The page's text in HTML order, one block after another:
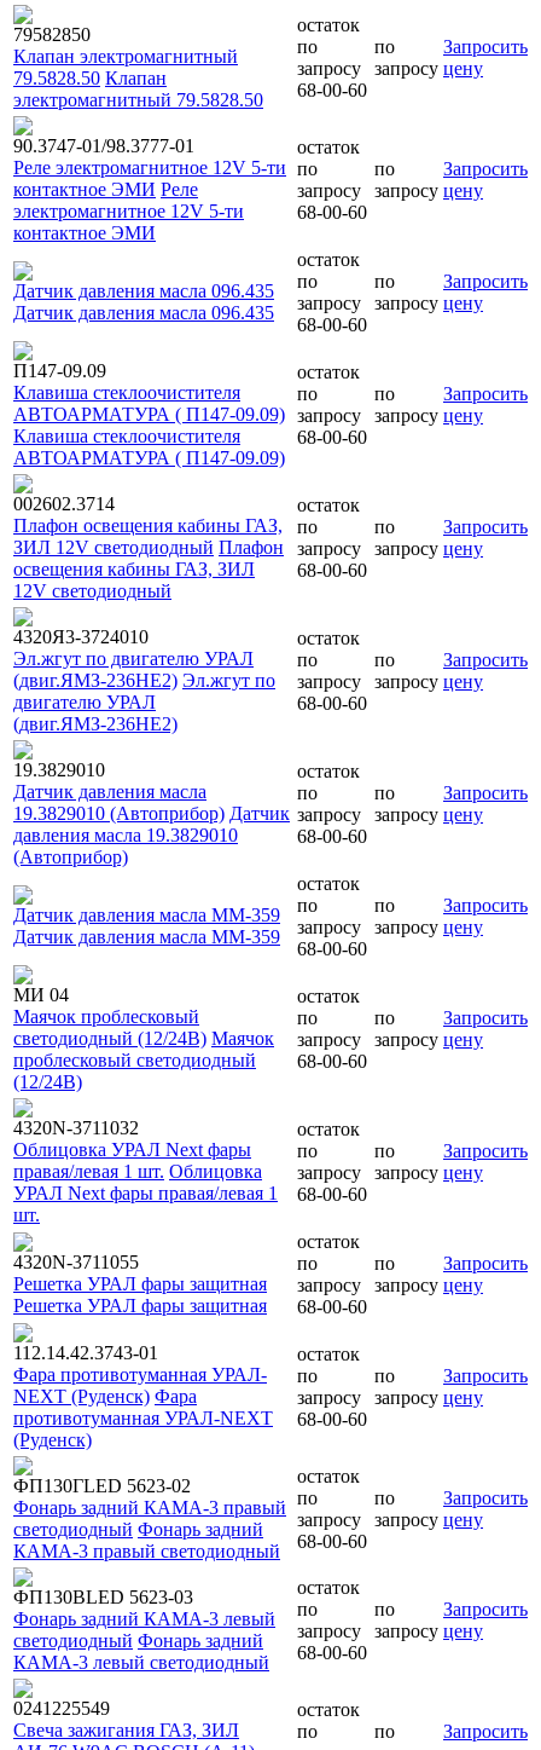
79582850
Клапан электромагнитный
79.5828.50 Клапан
электромагнитный 79.5828.50
остаток
по
запросу
68-00-60
по
запросу
Запросить
цену
90.3747-01/98.3777-01
Реле электромагнитное 12V 5-ти
контактное ЭМИ Реле
электромагнитное 12V 5-ти
контактное ЭМИ
остаток
по
запросу
68-00-60
по
запросу
Запросить
цену
Датчик давления масла 096.435
Датчик давления масла 096.435
остаток
по
запросу
68-00-60
по
запросу
Запросить
цену
П147-09.09
Клавиша стеклоочистителя
АВТОАРМАТУРА ( П147-09.09)
Клавиша стеклоочистителя
АВТОАРМАТУРА ( П147-09.09)
остаток
по
запросу
68-00-60
по
запросу
Запросить
цену
002602.3714
Плафон освещения кабины ГАЗ,
ЗИЛ 12V светодиодный Плафон
освещения кабины ГАЗ, ЗИЛ
12V светодиодный
остаток
по
запросу
68-00-60
по
запросу
Запросить
цену
4320Я3-3724010
Эл.жгут по двигателю УРАЛ
(двиг.ЯМЗ-236НЕ2) Эл.жгут по
двигателю УРАЛ
(двиг.ЯМЗ-236НЕ2)
остаток
по
запросу
68-00-60
по
запросу
Запросить
цену
19.3829010
Датчик давления масла
19.3829010 (Автоприбор) Датчик
давления масла 19.3829010
(Автоприбор)
остаток
по
запросу
68-00-60
по
запросу
Запросить
цену
Датчик давления масла ММ-359
Датчик давления масла ММ-359
остаток
по
запросу
68-00-60
по
запросу
Запросить
цену
МИ 04
Маячок проблесковый
светодиодный (12/24В) Маячок
проблесковый светодиодный
(12/24В)
остаток
по
запросу
68-00-60
по
запросу
Запросить
цену
4320N-3711032
Облицовка УРАЛ Next фары
правая/левая 1 шт. Облицовка
УРАЛ Next фары правая/левая 1
шт.
остаток
по
запросу
68-00-60
по
запросу
Запросить
цену
4320N-3711055
Решетка УРАЛ фары защитная
Решетка УРАЛ фары защитная
остаток
по
запросу
68-00-60
по
запросу
Запросить
цену
112.14.42.3743-01
Фара противотуманная УРАЛ-
NEXT (Руденск) Фара
противотуманная УРАЛ-NEXT
(Руденск)
остаток
по
запросу
68-00-60
по
запросу
Запросить
цену
ФП130ГLED 5623-02
Фонарь задний КАМА-3 правый
светодиодный Фонарь задний
КАМА-3 правый светодиодный
остаток
по
запросу
68-00-60
по
запросу
Запросить
цену
ФП130ВLED 5623-03
Фонарь задний КАМА-3 левый
светодиодный Фонарь задний
КАМА-3 левый светодиодный
остаток
по
запросу
68-00-60
по
запросу
Запросить
цену
0241225549
Свеча зажигания ГАЗ, ЗИЛ
остаток
по
по
Запросить